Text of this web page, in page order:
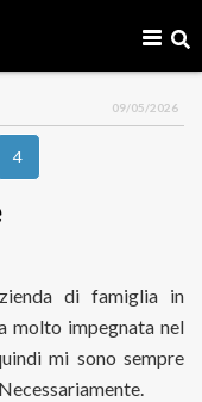
09/05/2026
4
di famiglia in
molto impegnata nel
mi sono sempre